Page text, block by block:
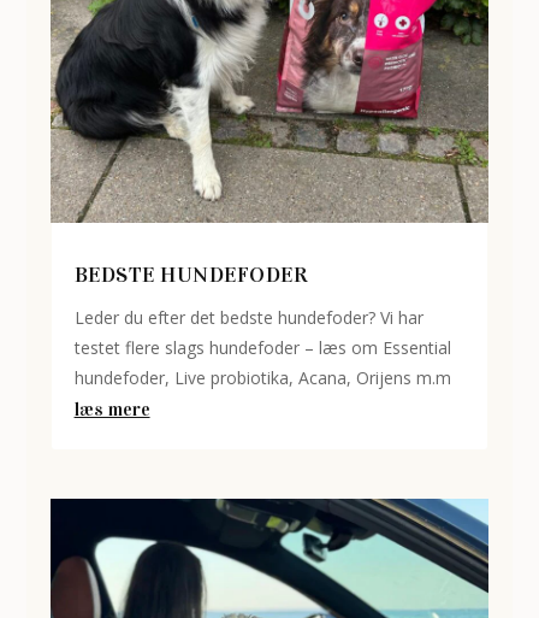
BEDSTE HUNDEFODER
Leder du efter det bedste hundefoder? Vi har
testet flere slags hundefoder – læs om Essential
hundefoder, Live probiotika, Acana, Orijens m.m
læs mere